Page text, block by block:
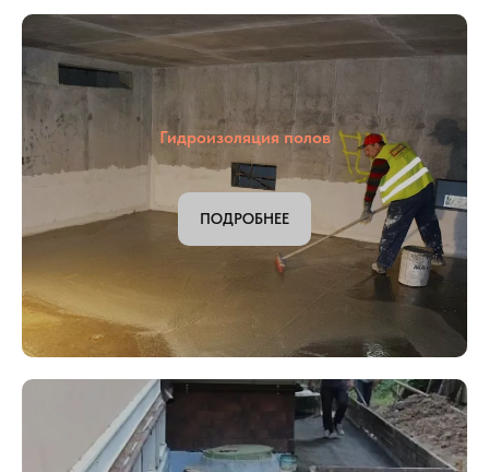
Гидроизоляция причалов
Гидроизоляция полов
ПОДРОБНЕЕ